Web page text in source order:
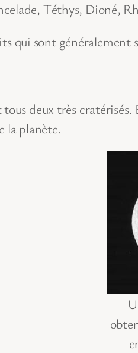
Téthys, Dioné,
qui sont
deux très
la planète.